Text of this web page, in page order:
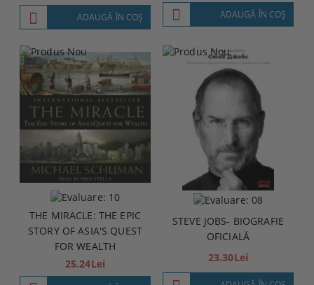
ADAUGĂ ÎN COŞ ADAUGĂ ÎN COŞ
THE MIRACLE: THE EPIC
STORY OF ASIA'S QUEST
FOR WEALTH
25.24Lei
STEVE JOBS- BIOGRAFIE
OFICIALĂ
23.30Lei